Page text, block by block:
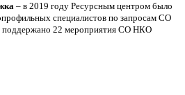
– в 2019 году Ресурсным центром было
специалистов по запросам СО
22 мероприятия СО НКО